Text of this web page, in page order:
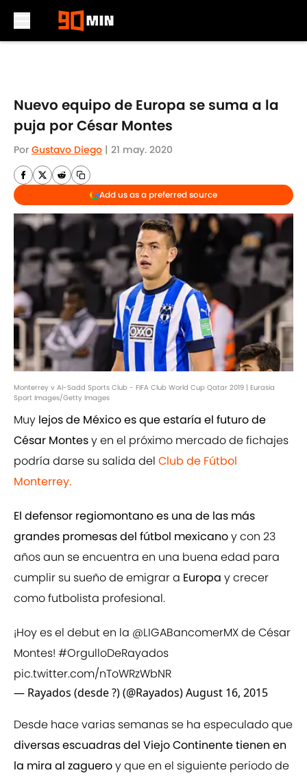
Nuevo equipo de Europa se suma a la
puja por César Montes
Por Gustavo Diego | 21 may. 2020
Add us as a preferred source
Monterrey v Al-Sadd Sports Club - FIFA Club World Cup Qatar 2019 | Eurasia
Sport Images/Getty Images
Muy lejos de México es que estaría el futuro de
César Montesy en el próximo mercado de fichajes
podría darse su salida del Club de Fútbol
Monterrey.
El defensor regiomontano es una de las más
grandes promesas del fútbol mexicanoy con 23
años aun se encuentra en una buena edad para
cumplir su sueño de emigrar a Europa y crecer
como futbolista profesional.
¡Hoy es el debut en la @LIGABancomerMXde César
Montes! #OrgulloDeRayados
pic.twitter.com/nToWRzWbNR
— Rayados (desde ?) (@Rayados)August 16, 2015
Desde hace varias semanas se ha especulado que
diversas escuadras del Viejo Continente tienen en
la mira al zagueroy que en el siguiente periodo de